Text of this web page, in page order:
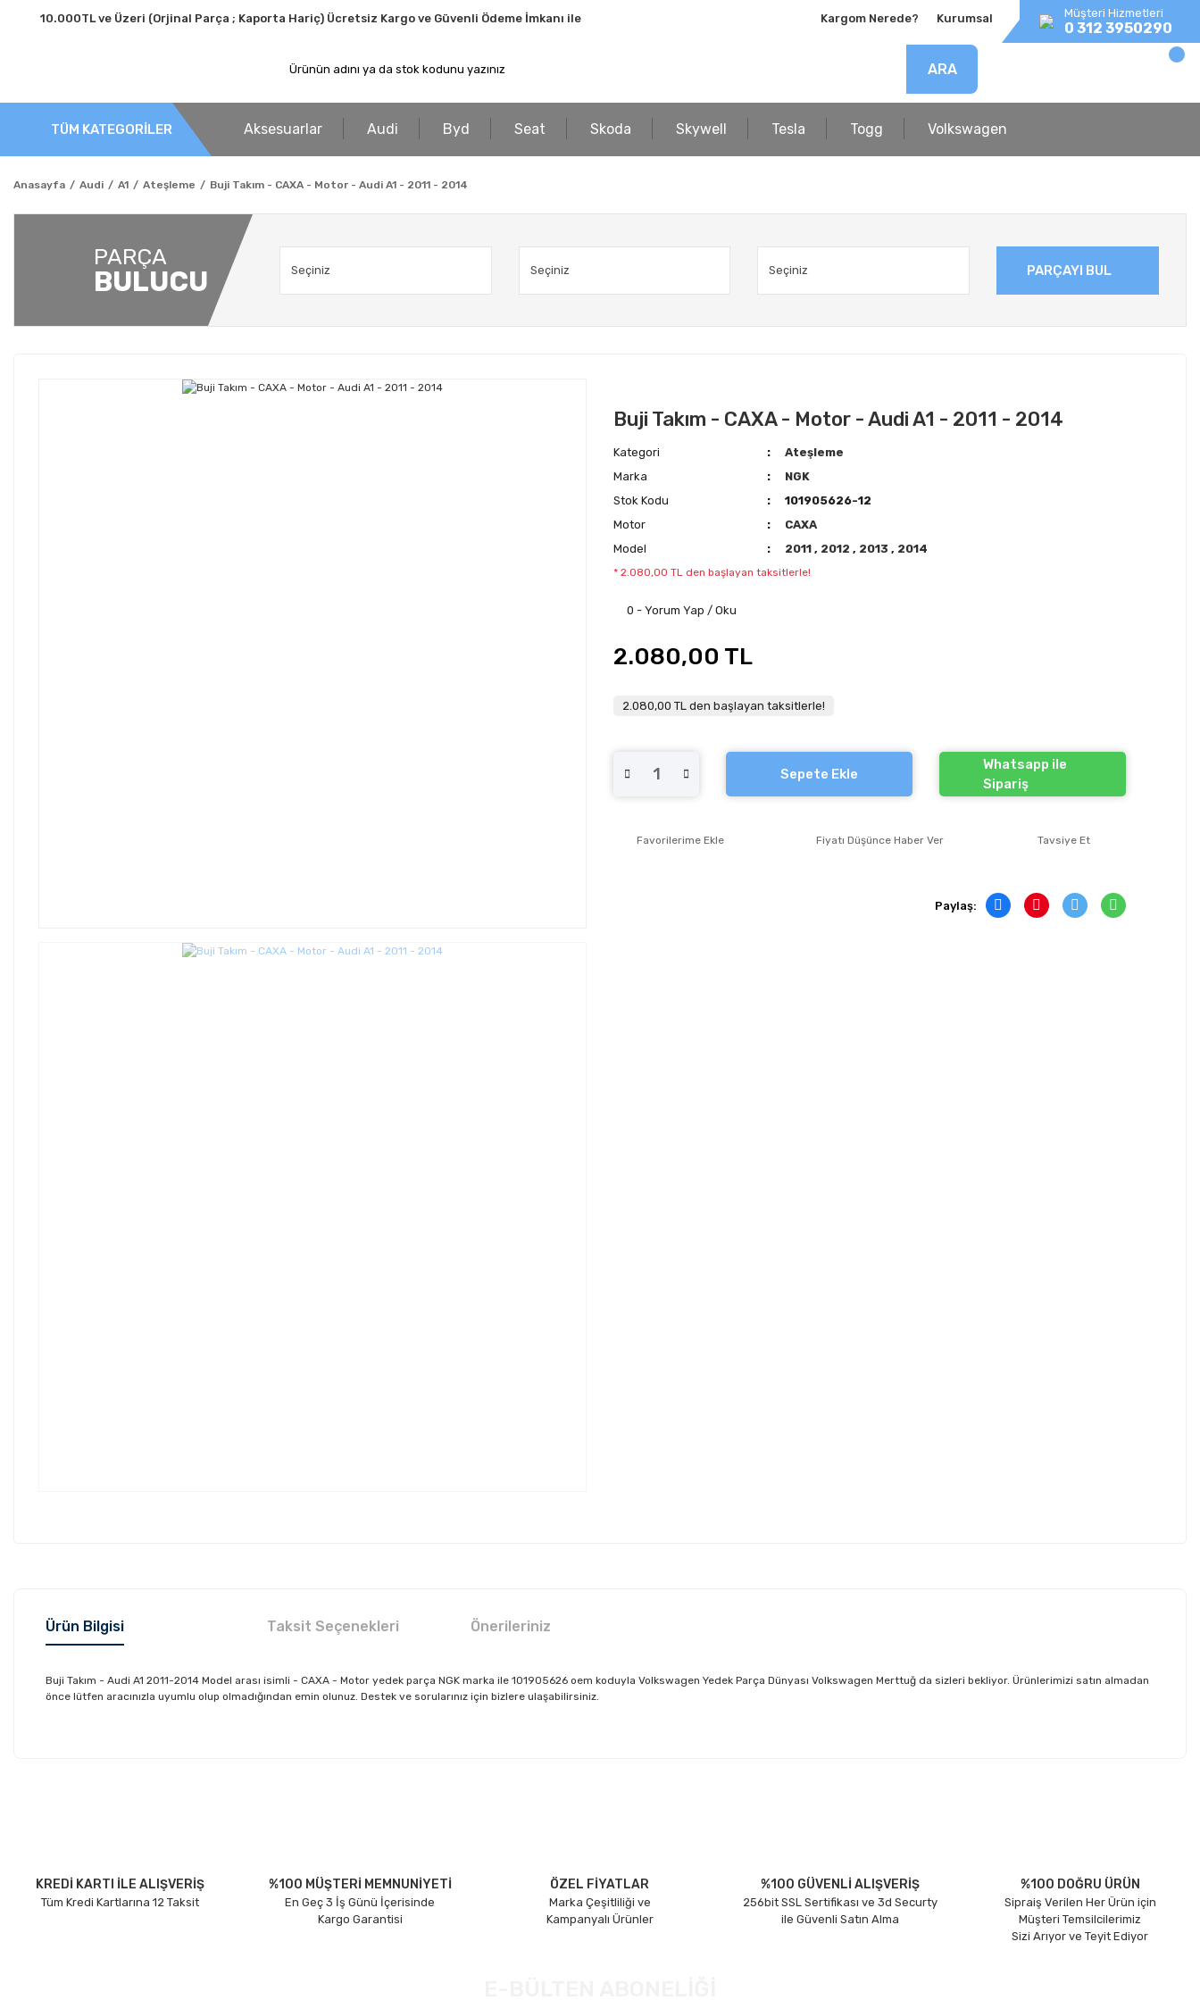
10.000TL ve Üzeri (Orjinal Parça ; Kaporta Hariç) Ücretsiz Kargo ve Güvenli Ödeme İmkanı ile Kargom Nerede? Kurumsal Müşteri Hizmetleri
0 312 3950290
ARA
TÜM KATEGORİLER Aksesuarlar Audi Byd Seat Skoda Skywell Tesla Togg Volkswagen
Anasayfa Audi A1 Ateşleme Buji Takım - CAXA - Motor - Audi A1 - 2011 - 2014
PARÇA
BULUCU PARÇAYI BUL
Buji Takım - CAXA - Motor - Audi A1 - 2011 - 2014
Kategori
Ateşleme
Marka
NGK
Stok Kodu
101905626-12
Motor
CAXA
Model
2011, 2012, 2013, 2014
* 2.080,00 TL den başlayan taksitlerle!
0 - Yorum Yap / Oku
2.080,00 TL
2.080,00 TL den başlayan taksitlerle!
Sepete Ekle
Whatsapp ile
Sipariş
Fiyatı Düşünce Haber Ver Tavsiye Et
Paylaş:
Ürün Bilgisi Taksit Seçenekleri Önerileriniz
Buji Takım - Audi A1 2011-2014 Model arası isimli - CAXA - Motor yedek parça NGK marka ile 101905626 oem koduyla Volkswagen Yedek Parça Dünyası Volkswagen Merttuğ da sizleri bekliyor. Ürünlerimizi satın almadan
önce lütfen aracınızla uyumlu olup olmadığından emin olunuz. Destek ve sorularınız için bizlere ulaşabilirsiniz.
Ürün bilgilerinde hatalar bulunuyor.
Ürün fiyatı diğer sitelerden daha pahalı.
KREDİ KARTI İLE ALIŞVERİŞ
Tüm Kredi Kartlarına 12 Taksit
%100 MÜŞTERİ MEMNUNİYETİ
En Geç 3 İş Günü İçerisinde
Kargo Garantisi
ÖZEL FİYATLAR
Marka Çeşitliliği ve
Kampanyalı Ürünler
%100 GÜVENLİ ALIŞVERİŞ
256bit SSL Sertifikası ve 3d Securty
ile Güvenli Satın Alma
%100 DOĞRU ÜRÜN
Sipraiş Verilen Her Ürün için
Müşteri Temsilcilerimiz
Sizi Arıyor ve Teyit Ediyor